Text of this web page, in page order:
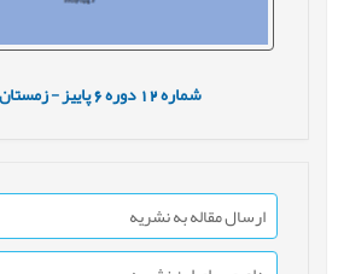
شماره12 دوره6 پاییز - زمستان
ارسال مقاله به نشریه